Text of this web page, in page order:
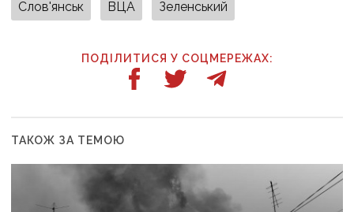
Слов'янськ ВЦА Зеленський
ПОДІЛИТИСЯ У СОЦМЕРЕЖАХ:
ТАКОЖ ЗА ТЕМОЮ